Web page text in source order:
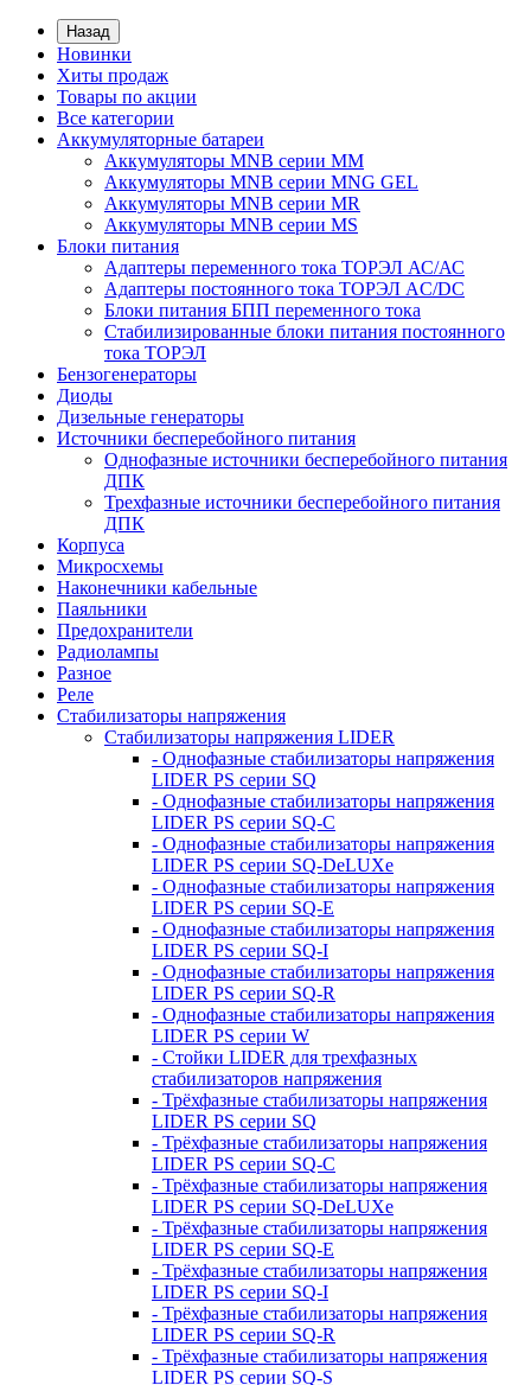
Назад
Новинки
Хиты продаж
Товары по акции
Все категории
Аккумуляторные батареи
Аккумуляторы MNB серии MM
Аккумуляторы MNB серии MNG GEL
Аккумуляторы MNB серии MR
Аккумуляторы MNB серии MS
Блоки питания
Адаптеры переменного тока ТОРЭЛ АС/АС
Адаптеры постоянного тока ТОРЭЛ AC/DC
Блоки питания БПП переменного тока
Стабилизированные блоки питания постоянного
тока ТОРЭЛ
Бензогенераторы
Диоды
Дизельные генераторы
Источники бесперебойного питания
Однофазные источники бесперебойного питания
ДПК
Трехфазные источники бесперебойного питания
ДПК
Корпуса
Микросхемы
Наконечники кабельные
Паяльники
Предохранители
Радиолампы
Разное
Реле
Стабилизаторы напряжения
Стабилизаторы напряжения LIDER
- Однофазные стабилизаторы напряжения
LIDER PS серии SQ
- Однофазные стабилизаторы напряжения
LIDER PS серии SQ-C
- Однофазные стабилизаторы напряжения
LIDER PS серии SQ-DeLUXe
- Однофазные стабилизаторы напряжения
LIDER PS серии SQ-E
- Однофазные стабилизаторы напряжения
LIDER PS серии SQ-I
- Однофазные стабилизаторы напряжения
LIDER PS серии SQ-R
- Однофазные стабилизаторы напряжения
LIDER PS серии W
- Стойки LIDER для трехфазных
стабилизаторов напряжения
- Трёхфазные стабилизаторы напряжения
LIDER PS серии SQ
- Трёхфазные стабилизаторы напряжения
LIDER PS серии SQ-C
- Трёхфазные стабилизаторы напряжения
LIDER PS серии SQ-DeLUXe
- Трёхфазные стабилизаторы напряжения
LIDER PS серии SQ-E
- Трёхфазные стабилизаторы напряжения
LIDER PS серии SQ-I
- Трёхфазные стабилизаторы напряжения
LIDER PS серии SQ-R
- Трёхфазные стабилизаторы напряжения
LIDER PS серии SQ-S